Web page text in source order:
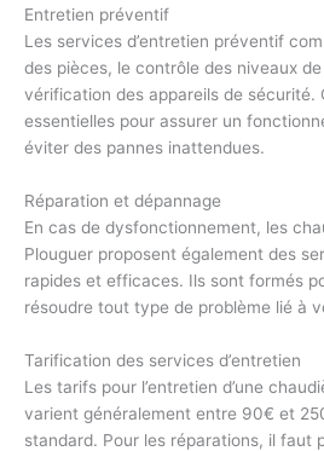
Entretien préventif
Les services d’entretien préventif
des pièces, le contrôle des niveaux
vérification des appareils de sécurité.
essentielles pour assurer un
éviter des pannes inattendues.
Réparation et dépannage
En cas de dysfonctionnement, les
Plouguer proposent également des
rapides et efficaces. Ils sont formés
résoudre tout type de problème lié à
Tarification des services d’entretien
Les tarifs pour l’entretien d’une
varient généralement entre 90€ et
standard. Pour les réparations, il faut